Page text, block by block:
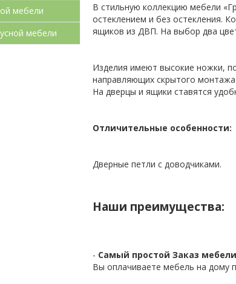
мебели
мебели
В стильную коллекцию мебели
остеклением и без остекления.
ящиков из ДВП. На выбор два
Изделия имеют высокие ножки,
направляющих скрытого
На дверцы и ящики ставятся
Отличительные особенности:
Дверные петли с доводчиками.
Наши преимущества:
- Самый простой Заказ
Вы оплачиваете мебель на дому